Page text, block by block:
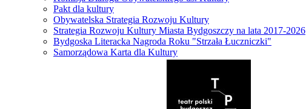
Pakt dla kultury
Obywatelska Strategia Rozwoju Kultury
Strategia Rozwoju Kultury Miasta Bydgoszczy na lata 2017-2026
Bydgoska Literacka Nagroda Roku "Strzała Łuczniczki"
Samorządowa Karta dla Kultury